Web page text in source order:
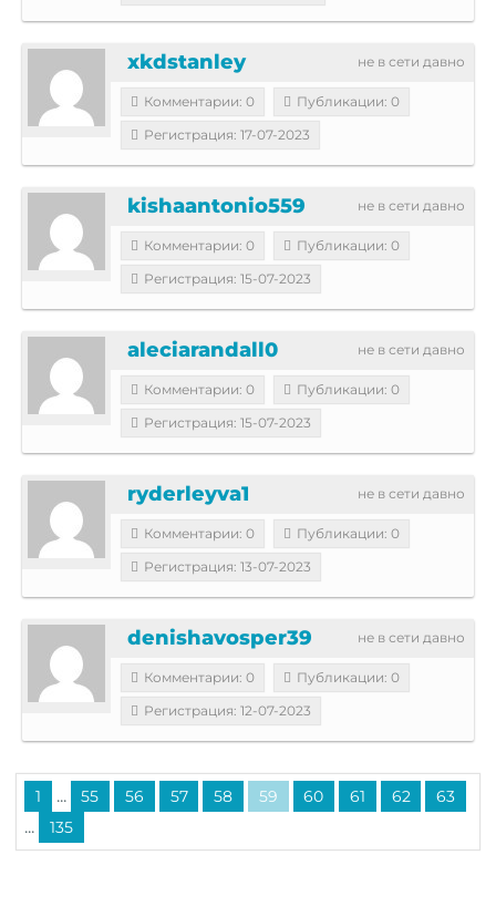
не в сети давно
xkdstanley
Комментарии: 0
Публикации: 0
Регистрация: 17-07-2023
не в сети давно
kishaantonio559
Комментарии: 0
Публикации: 0
Регистрация: 15-07-2023
не в сети давно
aleciarandall0
Комментарии: 0
Публикации: 0
Регистрация: 15-07-2023
не в сети давно
ryderleyva1
Комментарии: 0
Публикации: 0
Регистрация: 13-07-2023
не в сети давно
denishavosper39
Комментарии: 0
Публикации: 0
Регистрация: 12-07-2023
1 ... 55 56 57 58 59 60 61 62 63
... 135